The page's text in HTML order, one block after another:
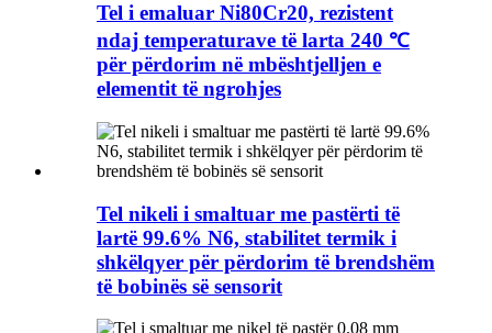
Tel i emaluar Ni80Cr20, rezistent
ndaj temperaturave të larta 240 ℃
për përdorim në mbështjelljen e
elementit të ngrohjes
Tel nikeli i smaltuar me pastërti të
lartë 99.6% N6, stabilitet termik i
shkëlqyer për përdorim të brendshëm
të bobinës së sensorit